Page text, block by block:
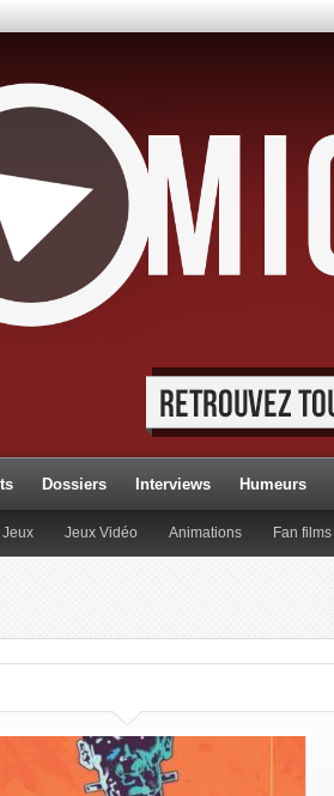
Dossiers Interviews Humeurs
Jeux Jeux Vidéo Animations Fan films